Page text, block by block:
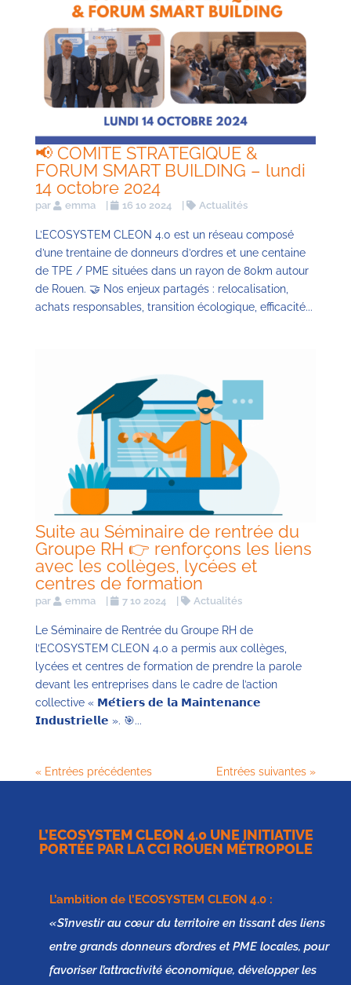
📢 COMITE STRATEGIQUE &
FORUM SMART BUILDING – lundi
14 octobre 2024
par emma 16 10 2024 Actualités
L’ECOSYSTEM CLEON 4.0 est un réseau composé
d’une trentaine de donneurs d’ordres et une centaine
de TPE / PME situées dans un rayon de 80km autour
de Rouen. 🤝 Nos enjeux partagés : relocalisation,
achats responsables, transition écologique, efficacité...
Suite au Séminaire de rentrée du
Groupe RH 👉 renforçons les liens
avec les collèges, lycées et
centres de formation
par emma | 7 10 2024 | Actualités
Le Séminaire de Rentrée du Groupe RH de
l’ECOSYSTEM CLEON 4.0 a permis aux collèges,
lycées et centres de formation de prendre la parole
devant les entreprises dans le cadre de l’action
collective « 𝗠𝗲́𝘁𝗶𝗲𝗿𝘀 𝗱𝗲 𝗹𝗮 𝗠𝗮𝗶𝗻𝘁𝗲𝗻𝗮𝗻𝗰𝗲
𝗜𝗻𝗱𝘂𝘀𝘁𝗿𝗶𝗲𝗹𝗹𝗲 ». 🎯...
« Entrées précédentes Entrées suivantes »
L’ECOSYSTEM CLEON 4.0 UNE INITIATIVE
PORTÉE PAR LA CCI ROUEN MÉTROPOLE
L’ambition de l’ECOSYSTEM CLEON 4.0:
« S’investir au cœur du territoire en tissant des liens
entre grands donneurs d’ordres et PME locales, pour
favoriser l’attractivité économique, développer les